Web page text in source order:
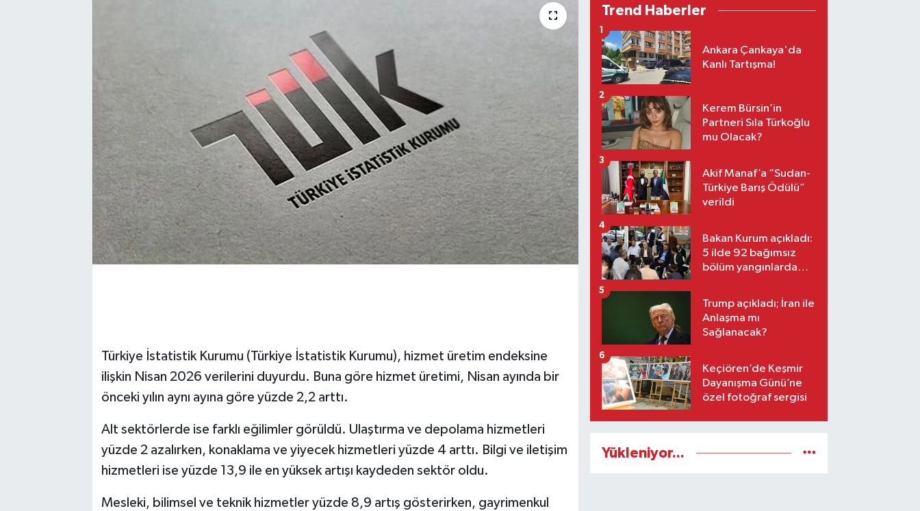
Türkiye İstatistik Kurumu (Türkiye İstatistik Kurumu), hizmet üretim endeksine
ilişkin Nisan 2026 verilerini duyurdu. Buna göre hizmet üretimi, Nisan ayında bir
önceki yılın aynı ayına göre yüzde 2,2 arttı.
Alt sektörlerde ise farklı eğilimler görüldü. Ulaştırma ve depolama hizmetleri
yüzde 2 azalırken, konaklama ve yiyecek hizmetleri yüzde 4 arttı. Bilgi ve iletişim
hizmetleri ise yüzde 13,9 ile en yüksek artışı kaydeden sektör oldu.
Mesleki, bilimsel ve teknik hizmetler yüzde 8,9 artış gösterirken, gayrimenkul
Trend Haberler
Ankara Çankaya'da
Kanlı Tartışma!
1
Kerem Bürsin’in
Partneri Sıla Türkoğlu
mu Olacak?
2
Akif Manaf’a “Sudan-
Türkiye Barış Ödülü”
verildi
3
Bakan Kurum açıkladı:
5 ilde 92 bağımsız
bölüm yangınlarda
4
Trump açıkladı; İran ile
Anlaşma mı
Sağlanacak?
5
Keçiören’de Keşmir
Dayanışma Günü’ne
özel fotoğraf sergisi
6
Yükleniyor...